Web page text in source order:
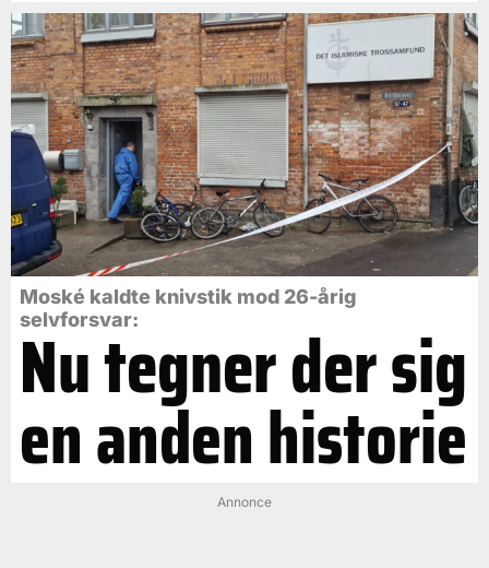
Moské kaldte knivstik mod 26-årig
selvforsvar:
Nu tegner der sig
en anden historie
Annonce